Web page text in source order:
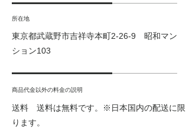
所在地
東京都武蔵野市吉祥寺本町2-26-9 昭和マン
ション103
商品代金以外の料金の説明
送料 送料は無料です。※日本国内の配送に限
ります。